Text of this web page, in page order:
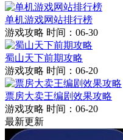
单机游戏网站排行榜
游戏攻略 时间：06-30
蜀山天下前期攻略
游戏攻略 时间：06-20
票房大卖王编剧效果攻略
游戏攻略 时间：06-20
最新更新